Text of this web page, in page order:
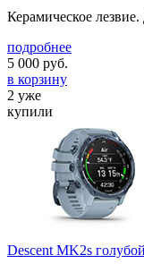
Керамическое
подробнее
5 000 руб.
в корзину
2 уже
купили
Descent MK2s голубой